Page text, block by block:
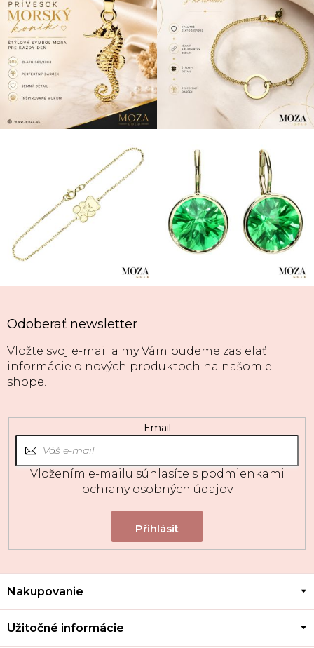
Odoberať newsletter
Vložte svoj e-mail a my Vám budeme zasielať
informácie o nových produktoch na našom e-
shope.
Email
Vložením e-mailu súhlasíte s podmienkami
ochrany osobných údajov
Z
p
t
Nakupovanie
Užitočné informácie